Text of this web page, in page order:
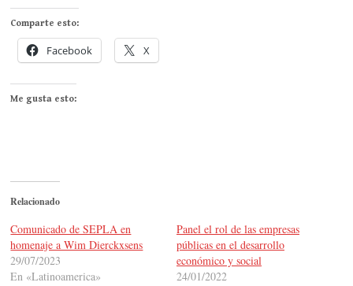
Comparte esto:
Facebook X
Me gusta esto:
Relacionado
Comunicado de SEPLA en
homenaje a Wim Dierckxsens
29/07/2023
En «Latinoamerica»
Panel el rol de las empresas
públicas en el desarrollo
económico y social
24/01/2022